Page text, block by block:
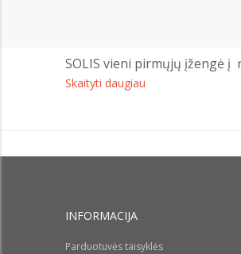
SOLIS vieni pirmųjų įžengė
Skaityti daugiau
INFORMACIJA
Parduotuvės taisyklės